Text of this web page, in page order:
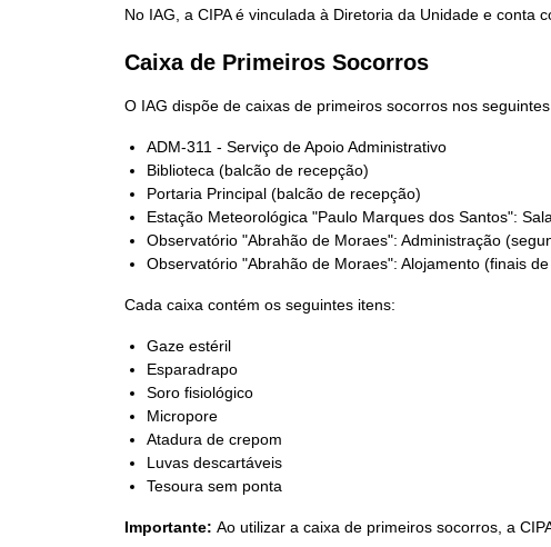
No IAG, a CIPA é vinculada à Diretoria da Unidade e
Caixa de Primeiros Socorros
O IAG dispõe de caixas de primeiros socorros nos
ADM-311 - Serviço de Apoio Administrativo
Biblioteca (balcão de recepção)
Portaria Principal (balcão de recepção)
Estação Meteorológica "Paulo Marques dos Santos":
Observatório "Abrahão de Moraes": Administração
Observatório "Abrahão de Moraes": Alojamento (finais
Cada caixa contém os seguintes itens:
Gaze estéril
Esparadrapo
Soro fisiológico
Micropore
Atadura de crepom
Luvas descartáveis
Tesoura sem ponta
Importante: Ao utilizar a caixa de primeiros socorros, a